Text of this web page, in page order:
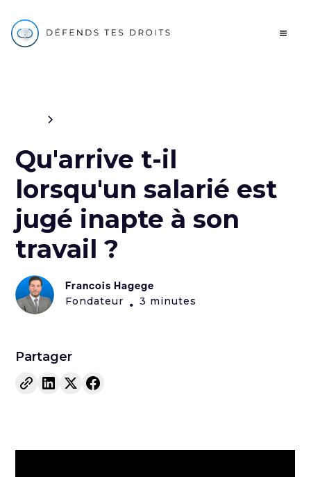
Qu'arrive t-il
lorsqu'un salarié est
jugé inapte à son
travail ?
Francois Hagege
Fondateur • 3 minutes
Partager